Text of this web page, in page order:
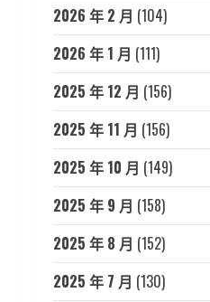
2026 年 2 月 (104)
2026 年 1 月 (111)
2025 年 12 月 (156)
2025 年 11 月 (156)
2025 年 10 月 (149)
2025 年 9 月 (158)
2025 年 8 月 (152)
2025 年 7 月 (130)